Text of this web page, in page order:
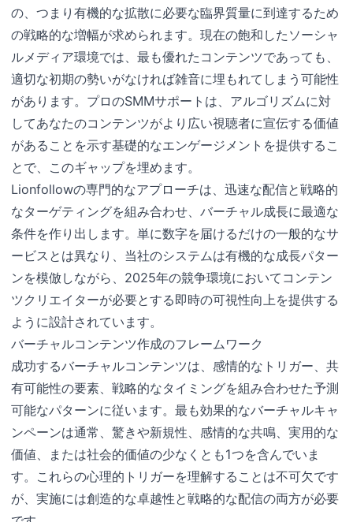
の、つまり有機的な拡散に必要な臨界質量に到達するため
の戦略的な増幅が求められます。現在の飽和したソーシャ
ルメディア環境では、最も優れたコンテンツであっても、
適切な初期の勢いがなければ雑音に埋もれてしまう可能性
があります。プロのSMMサポートは、アルゴリズムに対
してあなたのコンテンツがより広い視聴者に宣伝する価値
があることを示す基礎的なエンゲージメントを提供するこ
とで、このギャップを埋めます。
Lionfollowの専門的なアプローチは、迅速な配信と戦略的
なターゲティングを組み合わせ、バーチャル成長に最適な
条件を作り出します。単に数字を届けるだけの一般的なサ
ービスとは異なり、当社のシステムは有機的な成長パター
ンを模倣しながら、2025年の競争環境においてコンテン
ツクリエイターが必要とする即時の可視性向上を提供する
ように設計されています。
バーチャルコンテンツ作成のフレームワーク
成功するバーチャルコンテンツは、感情的なトリガー、共
有可能性の要素、戦略的なタイミングを組み合わせた予測
可能なパターンに従います。最も効果的なバーチャルキャ
ンペーンは通常、驚きや新規性、感情的な共鳴、実用的な
価値、または社会的価値の少なくとも1つを含んでいま
す。これらの心理的トリガーを理解することは不可欠です
が、実施には創造的な卓越性と戦略的な配信の両方が必要